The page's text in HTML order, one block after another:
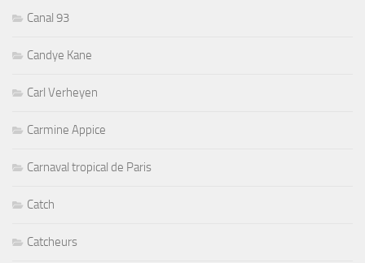
Canal 93
Candye Kane
Carl Verheyen
Carmine Appice
Carnaval tropical de Paris
Catch
Catcheurs